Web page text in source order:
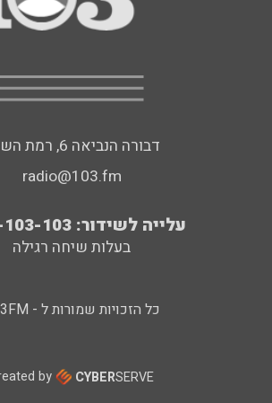
דבורה הנביאה 6, רמת השרון
radio@103.fm
עלייה לשידור: 0552-103-103
בעלות שיחה רגילה
כל הזכויות שמורות ל - 103FM
by CYBERSERVE